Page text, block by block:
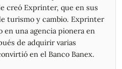
2.930,00 3.027,50
213.098
2.860,00 2.930,00
381.850
2.985,00 3.010,00
2.955,00
creó Exprinter, que en sus
turismo y cambio. Exprinter
una agencia pionera en
de adquirir varias
en el Banco Banex.